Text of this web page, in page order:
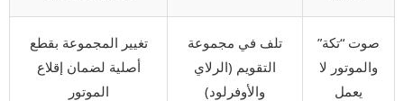
صوت “تكة”
والموتور لا
يعمل
تلف في مجموعة
التقويم (الرلاي
والأوفرلود)
تغيير المجموعة بقطع
أصلية لضمان إقلاع
الموتور